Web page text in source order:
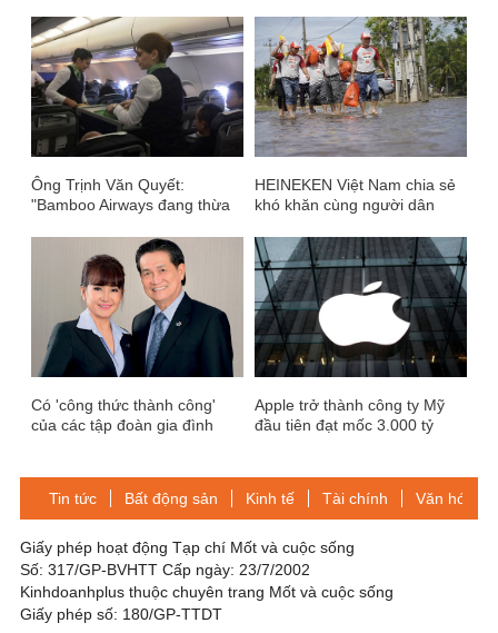
Ông Trịnh Văn Quyết:
"Bamboo Airways đang thừa
HEINEKEN Việt Nam chia sẻ
khó khăn cùng người dân
Có 'công thức thành công'
của các tập đoàn gia đình
Apple trở thành công ty Mỹ
đầu tiên đạt mốc 3.000 tỷ
Tin tức Bất động sản Kinh tế Tài chính Văn hóa-
Giấy phép hoạt động Tạp chí Mốt và cuộc sống
Số: 317/GP-BVHTT Cấp ngày: 23/7/2002
Kinhdoanhplus thuộc chuyên trang Mốt và cuộc sống
Giấy phép số: 180/GP-TTDT